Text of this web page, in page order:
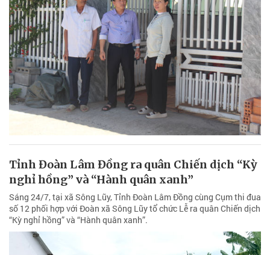
Tỉnh Đoàn Lâm Đồng ra quân Chiến dịch “Kỳ
nghỉ hồng” và “Hành quân xanh”
Sáng 24/7, tại xã Sông Lũy, Tỉnh Đoàn Lâm Đồng cùng Cụm thi đua
số 12 phối hợp với Đoàn xã Sông Lũy tổ chức Lễ ra quân Chiến dịch
“Kỳ nghỉ hồng” và “Hành quân xanh”.